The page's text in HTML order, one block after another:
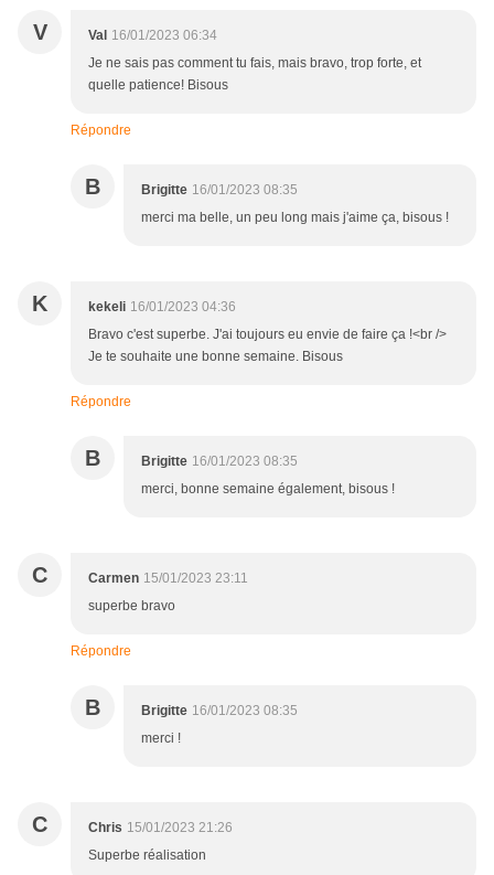
V Val 16/01/2023 06:34
Je ne sais pas comment tu fais, mais bravo, trop forte, et
quelle patience! Bisous
Répondre
B Brigitte 16/01/2023 08:35
merci ma belle, un peu long mais j'aime ça, bisous !
K kekeli 16/01/2023 04:36
Bravo c'est superbe. J'ai toujours eu envie de faire ça !<br />
Je te souhaite une bonne semaine. Bisous
Répondre
B Brigitte 16/01/2023 08:35
merci, bonne semaine également, bisous !
C Carmen 15/01/2023 23:11
superbe bravo
Répondre
B Brigitte 16/01/2023 08:35
merci !
C Chris 15/01/2023 21:26
Superbe réalisation